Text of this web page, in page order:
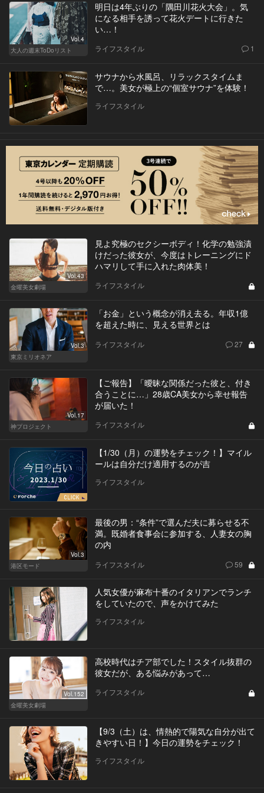
Vol.4
大人の週末ToDoリスト
明日は4年ぶりの「隅田川花火大会」。気
になる相手を誘って花火デートに行きた
い…！
ライフスタイル 1
サウナから水風呂、リラックスタイムま
で…。美女が極上の“個室サウナ”を体験！
ライフスタイル
Vol.43
金曜美女劇場
見よ究極のセクシーボディ！化学の勉強漬
けだった彼女が、今度はトレーニングにド
ハマリして手に入れた肉体美！
ライフスタイル
Vol.3
東京ミリオネア
「お金」という概念が消え去る。年収1億
を超えた時に、見える世界とは
ライフスタイル 27
Vol.17
神プロジェクト
【ご報告】「曖昧な関係だった彼と、付き
合うことに…」28歳CA美女から幸せ報告
が届いた！
ライフスタイル
【1/30（月）の運勢をチェック！】マイル
ールは自分だけ適用するのが吉
ライフスタイル
Vol.3
港区モード
最後の男：“条件”で選んだ夫に募らせる不
満。既婚者食事会に参加する、人妻女の胸
の内
ライフスタイル 59
人気女優が麻布十番のイタリアンでランチ
をしていたので、声をかけてみた
ライフスタイル
Vol.152
金曜美女劇場
高校時代はチア部でした！スタイル抜群の
彼女だが、ある悩みがあって…
ライフスタイル
【9/3（土）は、情熱的で陽気な自分が出て
きやすい日！】今日の運勢をチェック！
ライフスタイル